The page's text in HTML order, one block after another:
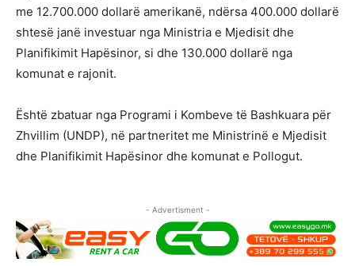
me 12.700.000 dollarë amerikanë, ndërsa 400.000 dollarë
shtesë janë investuar nga Ministria e Mjedisit dhe
Planifikimit Hapësinor, si dhe 130.000 dollarë nga
komunat e rajonit.
Është zbatuar nga Programi i Kombeve të Bashkuara për
Zhvillim (UNDP), në partneritet me Ministrinë e Mjedisit
dhe Planifikimit Hapësinor dhe komunat e Pollogut.
- Advertisment -